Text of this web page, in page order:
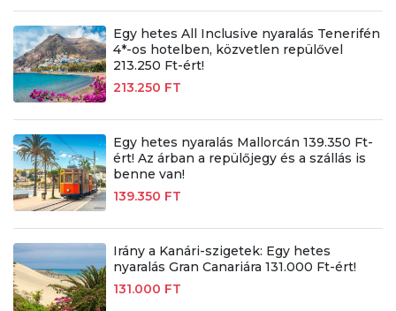
Egy hetes All Inclusive nyaralás Tenerifén
4*-os hotelben, közvetlen repülővel
213.250 Ft-ért!
213.250 FT
Egy hetes nyaralás Mallorcán 139.350 Ft-
ért! Az árban a repülőjegy és a szállás is
benne van!
139.350 FT
Irány a Kanári-szigetek: Egy hetes
nyaralás Gran Canariára 131.000 Ft-ért!
131.000 FT